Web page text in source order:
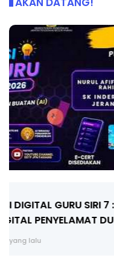
MAJLIS ANUGERAH
PENDIDIKAN - FLeP)
Unknown